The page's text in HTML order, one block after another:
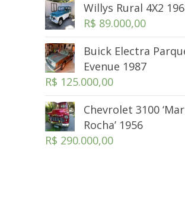
Willys Rural 4X2
R$ 89.000,00
Buick Electra
Evenue 1987
R$ 125.000,00
Chevrolet 3100
Rocha’ 1956
R$ 290.000,00